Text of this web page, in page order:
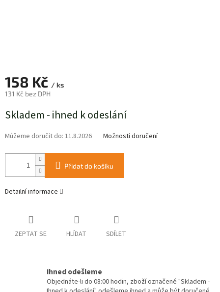
158 Kč / ks
131 Kč bez DPH
cena:
Skladem - ihned k odeslání
Můžeme doručit do: 11.8.2026 Možnosti doručení
Přidat do košíku
Detailní informace
ZEPTAT SE HLÍDAT SDÍLET
Ihned odešleme
Objednáte-li do 08:00 hodin, zboží označené "Skladem -